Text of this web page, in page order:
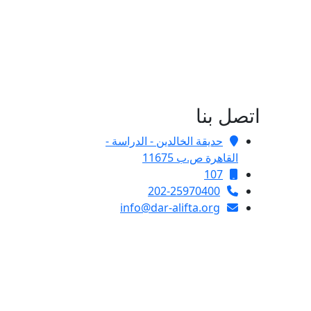
اتصل بنا
حديقة الخالدين - الدراسة -
القاهرة ص.ب 11675
107
202-25970400
info@dar-alifta.org